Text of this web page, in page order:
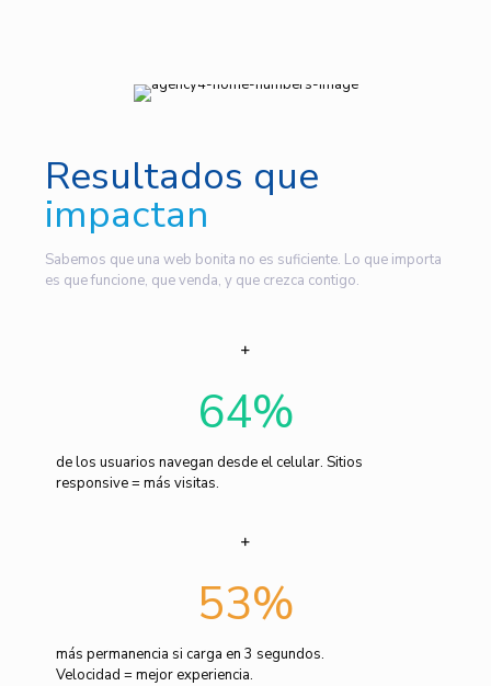
Resultados que
impactan
Sabemos que una web bonita no es suficiente. Lo que importa
es que funcione, que venda, y que crezca contigo.
64%
de los usuarios navegan desde el celular. Sitios
responsive = más visitas.
53%
más permanencia si carga en 3 segundos.
Velocidad = mejor experiencia.